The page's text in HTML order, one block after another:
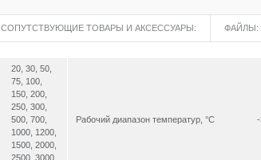
СОПУТСТВУЮЩИЕ ТОВАРЫ И АКСЕССУАРЫ: ФАЙЛЫ:
20, 30, 50,
75, 100,
150, 200,
250, 300,
500, 700,
1000, 1200,
1500, 2000,
2500, 3000,
Рабочий диапазон температур, °С